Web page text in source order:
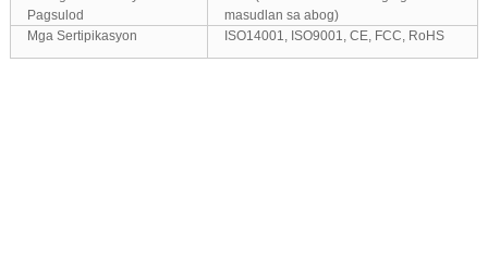
Pagsulod
masudlan sa abog)
Mga Sertipikasyon
ISO14001, ISO9001, CE, FCC, RoHS